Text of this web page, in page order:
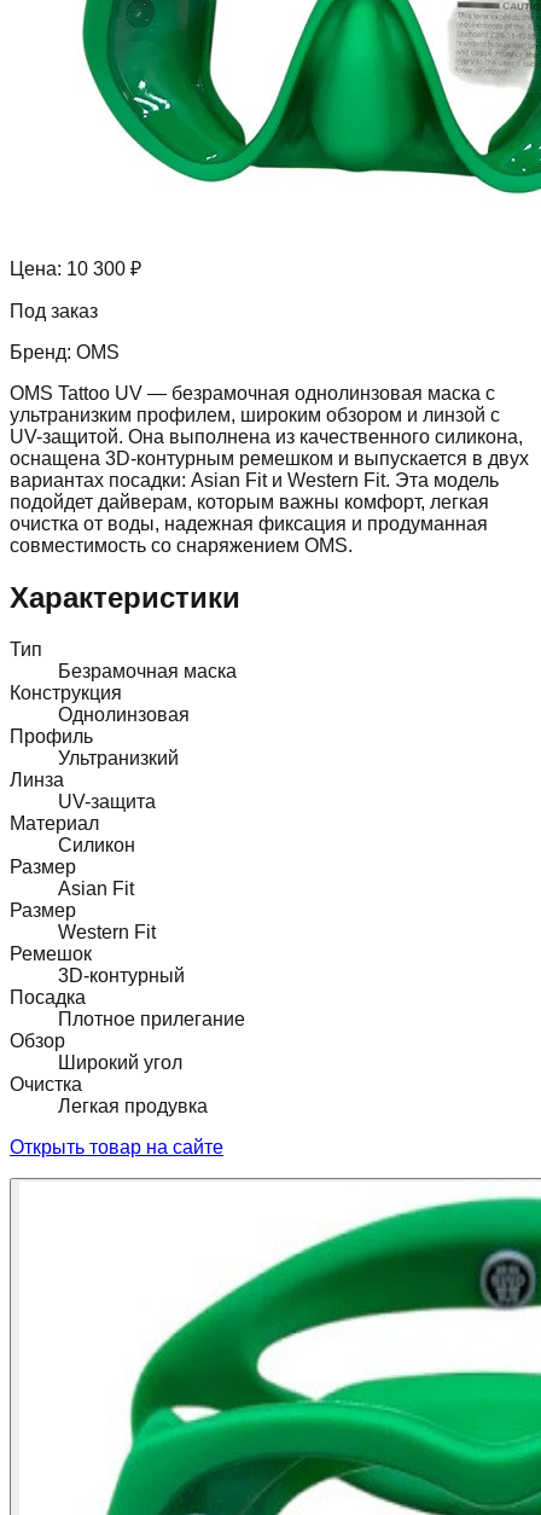
Цена: 10 300 ₽
Под заказ
Бренд: OMS
OMS Tattoo UV — безрамочная однолинзовая маска с
ультранизким профилем, широким обзором и линзой с
UV-защитой. Она выполнена из качественного силикона,
оснащена 3D-контурным ремешком и выпускается в двух
вариантах посадки: Asian Fit и Western Fit. Эта модель
подойдет дайверам, которым важны комфорт, легкая
очистка от воды, надежная фиксация и продуманная
совместимость со снаряжением OMS.
Характеристики
Тип
Безрамочная маска
Конструкция
Однолинзовая
Профиль
Ультранизкий
Линза
UV-защита
Материал
Силикон
Размер
Asian Fit
Размер
Western Fit
Ремешок
3D-контурный
Посадка
Плотное прилегание
Обзор
Широкий угол
Очистка
Легкая продувка
Открыть товар на сайте